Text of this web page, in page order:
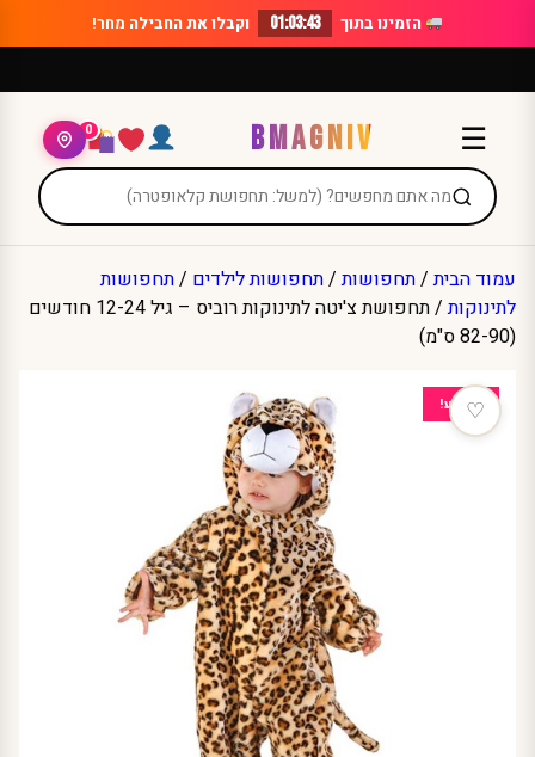
to
הזמינו בתוך 01:03:43 וקבלו את החבילה מחר!
☰
BMAGNIV
0
עמוד הבית/תחפושות/תחפושות לילדים /תחפושות
לתינוקות
/ תחפושת צ'יטה לתינוקות רוביס – גיל 12-24 חודשים
(82-90 ס"מ)
מבצע!
♡